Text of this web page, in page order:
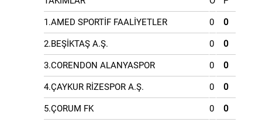
1.AMED SPORTİF FAALİYETLER 0 0
2.BEŞİKTAŞ A.Ş. 0 0
3.CORENDON ALANYASPOR 0 0
4.ÇAYKUR RİZESPOR A.Ş. 0 0
5.ÇORUM FK 0 0